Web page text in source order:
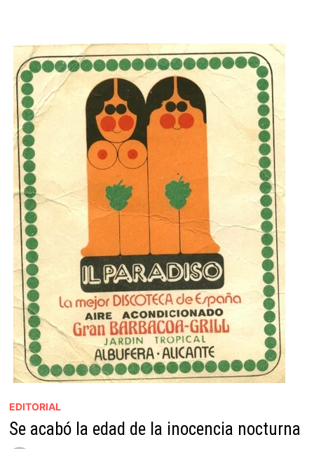
EDITORIAL
Se acabó la edad de la inocencia nocturna